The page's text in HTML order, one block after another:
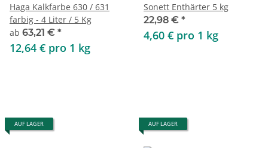
Haga Kalkfarbe 630 / 631
farbig - 4 Liter / 5 Kg
ab 63,21 € *
12,64 € pro 1 kg
Sonett Enthärter 5 kg
22,98 € *
4,60 € pro 1 kg
AUF LAGER AUF LAGER